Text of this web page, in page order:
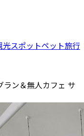
光スポットペット旅行
ラン＆無人カフェ サ